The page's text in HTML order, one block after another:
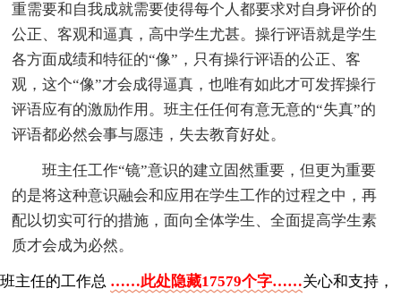
重需要和自我成就需要使得每个人都要求对自身评价的
公正、客观和逼真，高中学生尤甚。操行评语就是学生
各方面成绩和特征的“像”，只有操行评语的公正、客
观，这个“像”才会成得逼真，也唯有如此才可发挥操行
评语应有的激励作用。班主任任何有意无意的“失真”的
评语都必然会事与愿违，失去教育好处。
班主任工作“镜”意识的建立固然重要，但更为重要
的是将这种意识融会和应用在学生工作的过程之中，再
配以切实可行的措施，面向全体学生、全面提高学生素
质才会成为必然。
班主任的工作总 ……此处隐藏17579个字……关心和支持，